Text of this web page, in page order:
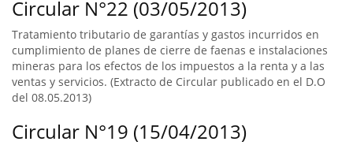
Circular N°22 (03/05/2013)
Tratamiento tributario de garantías y gastos incurridos en
cumplimiento de planes de cierre de faenas e instalaciones
mineras para los efectos de los impuestos a la renta y a las
ventas y servicios. (Extracto de Circular publicado en el D.O
del 08.05.2013)
Circular N°19 (15/04/2013)